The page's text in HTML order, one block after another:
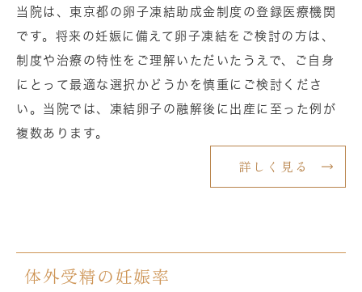
当院は、東京都の卵子凍結助成金制度の登録医療機関
です。将来の妊娠に備えて卵子凍結をご検討の方は、
制度や治療の特性をご理解いただいたうえで、ご自身
にとって最適な選択かどうかを慎重にご検討くださ
い。当院では、凍結卵子の融解後に出産に至った例が
複数あります。
詳しく見る
体外受精の妊娠率